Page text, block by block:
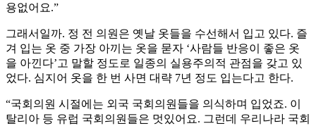
용없어요.”
그래서일까. 정 전 의원은 옛날 옷들을 수선해서 입고 있다. 즐
겨 입는 옷 중 가장 아끼는 옷을 묻자 ‘사람들 반응이 좋은 옷
을 아낀다’고 말할 정도로 일종의 실용주의적 관점을 갖고 있
었다. 심지어 옷을 한 번 사면 대략 7년 정도 입는다고 한다.
“국회의원 시절에는 외국 국회의원들을 의식하며 입었죠. 이
탈리아 등 유럽 국회의원들은 멋있어요. 그런데 우리나라 국회